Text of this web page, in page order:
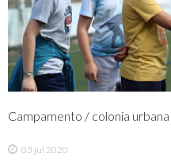
Campamento / colonia urbana
03 jul 2020